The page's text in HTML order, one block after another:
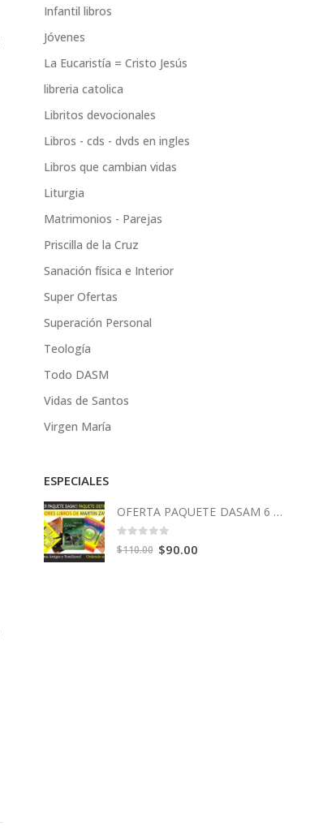
Infantil libros
Jóvenes
La Eucaristía = Cristo Jesús
libreria catolica
Libritos devocionales
Libros - cds - dvds en ingles
Libros que cambian vidas
Liturgia
Matrimonios - Parejas
Priscilla de la Cruz
Sanación física e Interior
Super Ofertas
Superación Personal
Teología
Todo DASM
Vidas de Santos
Virgen María
ESPECIALES
OFERTA PAQUETE DASAM 6 Libros
0 out of 5
$110.00 Original
$90.00Current